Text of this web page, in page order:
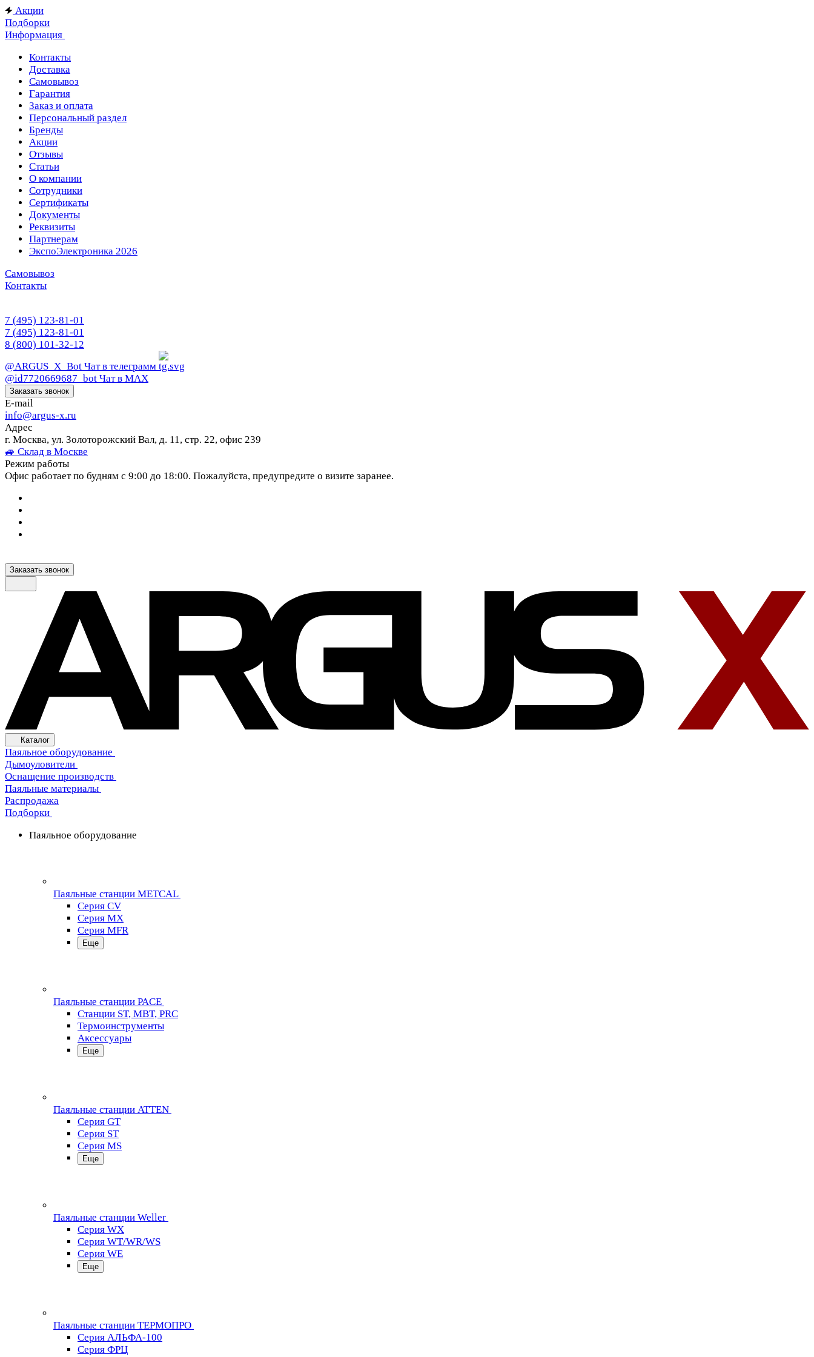
Акции
Подборки
Информация
Контакты
Доставка
Самовывоз
Гарантия
Заказ и оплата
Персональный раздел
Бренды
Акции
Отзывы
Статьи
О компании
Сотрудники
Сертификаты
Документы
Реквизиты
Партнерам
ЭкспоЭлектроника 2026
Самовывоз
Контакты
7 (495) 123-81-01
7 (495) 123-81-01
8 (800) 101-32-12
@ARGUS_X_Bot Чат в телеграмм
@id7720669687_bot Чат в МАХ
Заказать звонок
E-mail
info@argus-x.ru
Адрес
г. Москва, ул. Золоторожский Вал, д. 11, стр. 22, офис 239
🚙 Склад в Москве
Режим работы
Офис работает по будням с 9:00 до 18:00. Пожалуйста, предупредите о визите заранее.
Заказать звонок
Каталог
Паяльное оборудование
Дымоуловители
Оснащение производств
Паяльные материалы
Распродажа
Подборки
Паяльное оборудование
Паяльные станции METCAL
Серия CV
Серия MX
Серия MFR
Еще
Паяльные станции PACE
Станции ST, MBT, PRC
Термоинструменты
Аксессуары
Еще
Паяльные станции ATTEN
Серия GT
Серия ST
Серия MS
Еще
Паяльные станции Weller
Серия WX
Серия WT/WR/WS
Серия WE
Еще
Паяльные станции ТЕРМОПРО
Серия АЛЬФА-100
Серия ФРЦ